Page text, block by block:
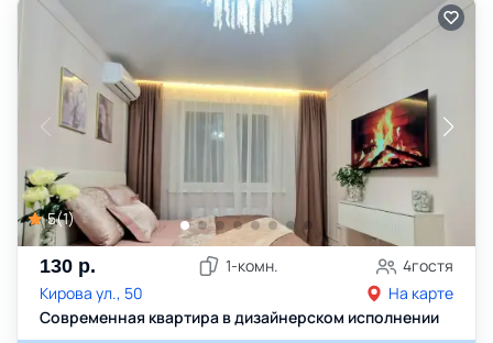
5(1)
130 р. 1-комн. 4гостя
Кирова ул., 50
На карте
Современная квартира в дизайнерском исполнении